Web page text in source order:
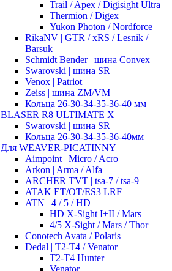
Trail / Apex / Digisight Ultra
Thermion / Digex
Yukon Photon / Nordforce
RikaNV | GTR / xRS / Lesnik /
Barsuk
Schmidt Bender | шина Convex
Swarovski | шина SR
Venox | Patriot
Zeiss | шина ZM/VM
Кольца 26-30-34-35-36-40 мм
BLASER R8 ULTIMATE X
Swarovski | шина SR
Кольца 26-30-34-35-36-40мм
Для WEAVER-PICATINNY
Aimpoint | Micro / Acro
Arkon | Arma / Alfa
ARCHER TVT | tsa-7 / tsa-9
ATAK ET/OT/ES3 LRF
ATN | 4 / 5 / HD
HD X-Sight I+II / Mars
4/5 X-Sight / Mars / Thor
Conotech Avata / Polaris
Dedal | T2-T4 / Venator
T2-T4 Hunter
Venator